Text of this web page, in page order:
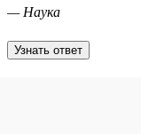
— Наука
Узнать ответ